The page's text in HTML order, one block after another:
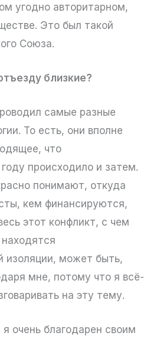
угодно авторитарном,
Это был такой
Союза.
близкие?
самые разные
То есть, они вполне
что
происходило и затем.
понимают, откуда
кем финансируются,
этот конфликт, с чем
изоляции, может быть,
мне, потому что я всё-
на эту тему.
очень благодарен своим